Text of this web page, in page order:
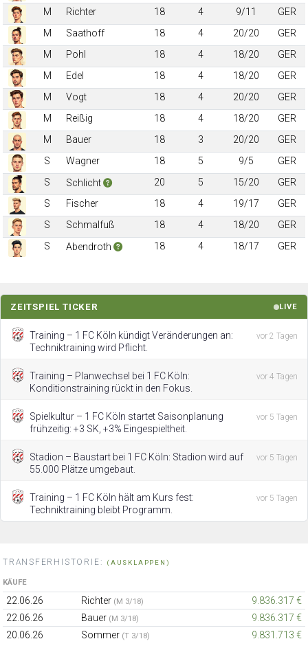
M
Richter 18 4 9/11
GER
M
Saathoff 18 4 20/20
GER
M
Pohl 18 4 18/20
GER
M
Edel 18 4 18/20
GER
M
Vogt 18 4 20/20
GER
M
Reißig 18 4 18/20
GER
M
Bauer 18 3 20/20
GER
S
Wagner 18 5 9/5
GER
S
Schlicht 20 5 15/20
GER
S
Fischer 18 4 19/17
GER
S
Schmalfuß 18 4 18/20
GER
S
Abendroth 18 4 18/17 GER
ZEITSPIEL TICKER LIVE
Training – 1 FC Köln kündigt Veränderungen an:
Techniktraining wird Pflicht.
vor 2 Tagen
Training – Planwechsel bei 1 FC Köln:
Konditionstraining rückt in den Fokus.
vor 4 Tagen
Spielkultur – 1 FC Köln startet Saisonplanung
frühzeitig: +3 SK, +3% Eingespieltheit.
vor 5 Tagen
Stadion – Baustart bei 1 FC Köln: Stadion wird auf
55.000 Plätze umgebaut.
vor 5 Tagen
Training – 1 FC Köln hält am Kurs fest:
Techniktraining bleibt Programm.
vor 5 Tagen
TRANSFERHISTORIE: (AUSKLAPPEN)
KÄUFE
22.06.26 Richter (M 3/18)
9.836.317 €
22.06.26
Bauer (M 3/18)
9.836.317 €
20.06.26
Sommer (T 3/18) 9.831.713 €